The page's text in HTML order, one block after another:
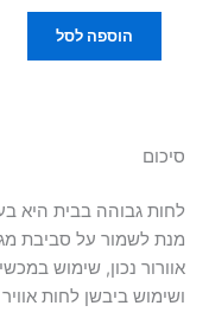
הוספה לסל
סיכום
לחות גבוהה בבית היא
מנת לשמור על סביבת
אוורור נכון, שימוש
ושימוש ביבשן לחות